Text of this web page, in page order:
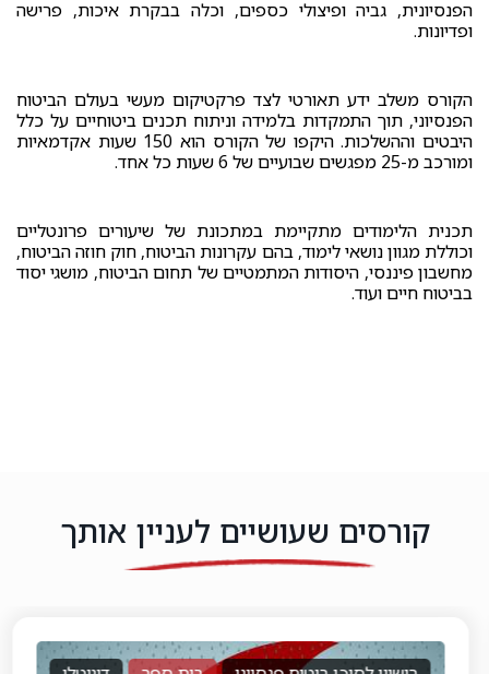
הפנסיונית, גביה ופיצולי כספים, וכלה בבקרת איכות, פרישה
ופדיונות.
הקורס משלב ידע תאורטי לצד פרקטיקום מעשי בעולם הביטוח
הפנסיוני, תוך התמקדות בלמידה וניתוח תכנים ביטוחיים על כלל
היבטים וההשלכות. היקפו של הקורס הוא 150 שעות אקדמאיות
ומורכב מ-25 מפגשים שבועיים של 6 שעות כל אחד.
תכנית הלימודים מתקיימת במתכונת של שיעורים פרונטליים
וכוללת מגוון נושאי לימוד, בהם עקרונות הביטוח, חוק חוזה הביטוח,
מחשבון פיננסי, היסודות המתמטיים של תחום הביטוח, מושגי יסוד
בביטוח חיים ועוד.
קורסים שעושיים לעניין אותך